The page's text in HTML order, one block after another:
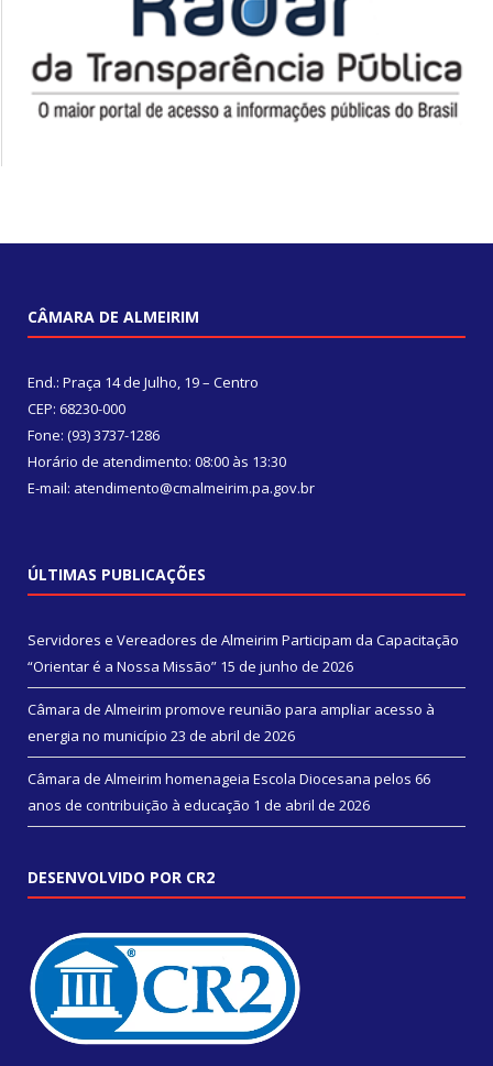
CÂMARA DE ALMEIRIM
End.: Praça 14 de Julho, 19 – Centro
CEP: 68230-000
Fone: (93) 3737-1286
Horário de atendimento: 08:00 às 13:30
E-mail: atendimento@cmalmeirim.pa.gov.br
ÚLTIMAS PUBLICAÇÕES
Servidores e Vereadores de Almeirim Participam da Capacitação
“Orientar é a Nossa Missão” 15 de junho de 2026
Câmara de Almeirim promove reunião para ampliar acesso à
energia no município 23 de abril de 2026
Câmara de Almeirim homenageia Escola Diocesana pelos 66
anos de contribuição à educação 1 de abril de 2026
DESENVOLVIDO POR CR2